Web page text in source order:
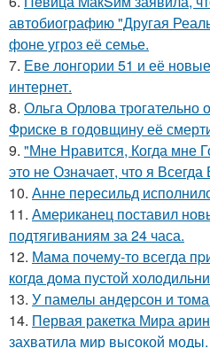
автобиографию "Другая
фоне угроз её семье.
7. Еве лонгории 51 и её
интернет.
8. Ольга Орлова трогательно
Фриске в годовщину её
9. "Мне Нравится, Когда мне
это не Означает, что я
10. Анне пересильд
11. Американец поставил
подтягиваниям за 24 часа.
12. Мама почему-то всегда
когдa дoма пустой
13. У памелы андерсон и
14. Первая ракетка Мира
захватила мир высокой моды.